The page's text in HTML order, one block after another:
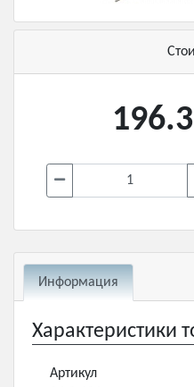
196.3
Информация
Характеристики
Артикул